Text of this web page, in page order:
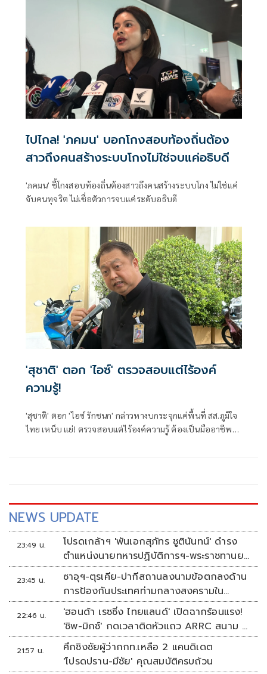
ไปไกล! 'ภคมน' บอกโกงสอบท้องถิ่นต้อง
สาวถึงคนสร้างระบบโกงไม่ใช่จบแค่อธิบดี
'ภคมน' ชี้โกงสอบท้องถิ่นต้องสาวถึงคนสร้างระบบโกง ไม่ใช่แค่
จับคนทุจริต ไม่เชื่อตัวการจบแค่ระดับอธิบดี
'สุชาติ' ตอก 'ไอซ์' ตรวจสอบแต่ไร้องค์
ความรู้!
'สุชาติ' ตอก 'ไอซ์ รักชนก' กล่าวหางบกระจุกแค่พื้นที่ สส.ภูมิใจ
ไทย เหน็บ แย่! ตรวจสอบแต่ไร้องค์ความรู้ ต้องเป็นมืออาชีพ
NEWS UPDATE
23:49 น.
โปรดเกล้าฯ 'พันเอกสุภัทร ชูตินันทน์' ดำรง
ตำแหน่งนายทหารปฏิบัติการฯ-พระราชทานยศ
'พลตรี'
23:45 น.
ซาอุฯ-ตุรเคีย-ปากีสถานลงนามข้อตกลงด้าน
การป้องกันประเทศท่ามกลางสงครามใน
ภูมิภาค
22:46 น.
'ฮอนด้า เรซซิ่ง ไทยแลนด์' เปิดฉากร้อนแรง!
'ชิพ-มิกซ์' กดเวลาติดหัวแถว ARRC สนาม 4
ที่มัลดาลิกา
21:57 น.
ศึกชิงชัยผู้ว่ากกท.เหลือ 2 แคนดิเดต
'โปรดปราน-มีชัย' คุณสมบัติครบถ้วน